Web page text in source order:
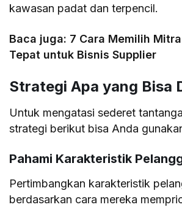
kawasan padat dan terpencil.
Baca juga: 7 Cara Memilih
Tepat untuk Bisnis Supplier
Strategi Apa yang Bisa
Untuk mengatasi sederet
strategi berikut bisa Anda
Pahami Karakteristik
Pertimbangkan karakteristik
berdasarkan cara mereka